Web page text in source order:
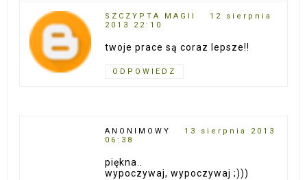
SZCZYPTA MAGII
12 sierpnia
2013 22:10
twoje prace są coraz lepsze!!
ODPOWIEDZ
ANONIMOWY
13 sierpnia 2013
06:38
piękna..
wypoczywaj, wypoczywaj ;)))